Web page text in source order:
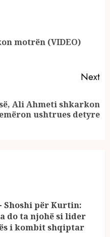
motrën (VIDEO)
Next
Ali Ahmeti shkarkon
ushtrues detyre
Shoshi për Kurtin:
do ta njohë si lider
i kombit shqiptar